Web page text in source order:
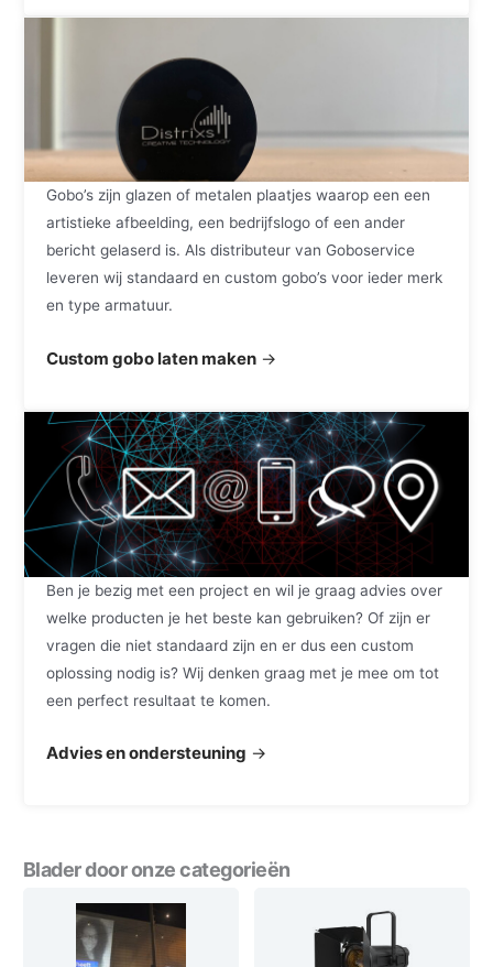
Gobo’s zijn glazen of metalen plaatjes waarop een een ​​
artistieke afbeelding, een bedrijfslogo of een ander
bericht gelaserd is. Als distributeur van Goboservice
leveren wij standaard en custom gobo’s voor ieder merk
en type armatuur.
Custom gobo laten maken →
Ben je bezig met een project en wil je graag advies over
welke producten je het beste kan gebruiken? Of zijn er
vragen die niet standaard zijn en er dus een custom
oplossing nodig is? Wij denken graag met je mee om tot
een perfect resultaat te komen.
Advies en ondersteuning →
Blader door onze categorieën